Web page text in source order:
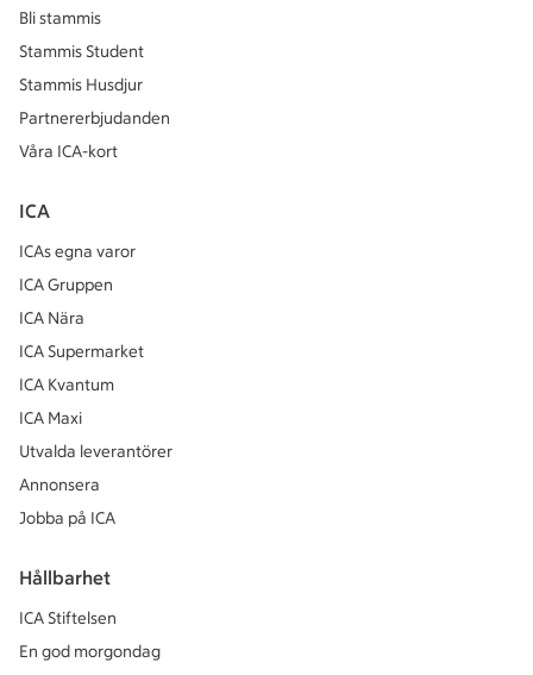
Bli stammis
Stammis Student
Stammis Husdjur
Partnererbjudanden
Våra ICA-kort
ICA
ICAs egna varor
ICA Gruppen
ICA Nära
ICA Supermarket
ICA Kvantum
ICA Maxi
Utvalda leverantörer
Annonsera
Jobba på ICA
Hållbarhet
ICA Stiftelsen
En god morgondag